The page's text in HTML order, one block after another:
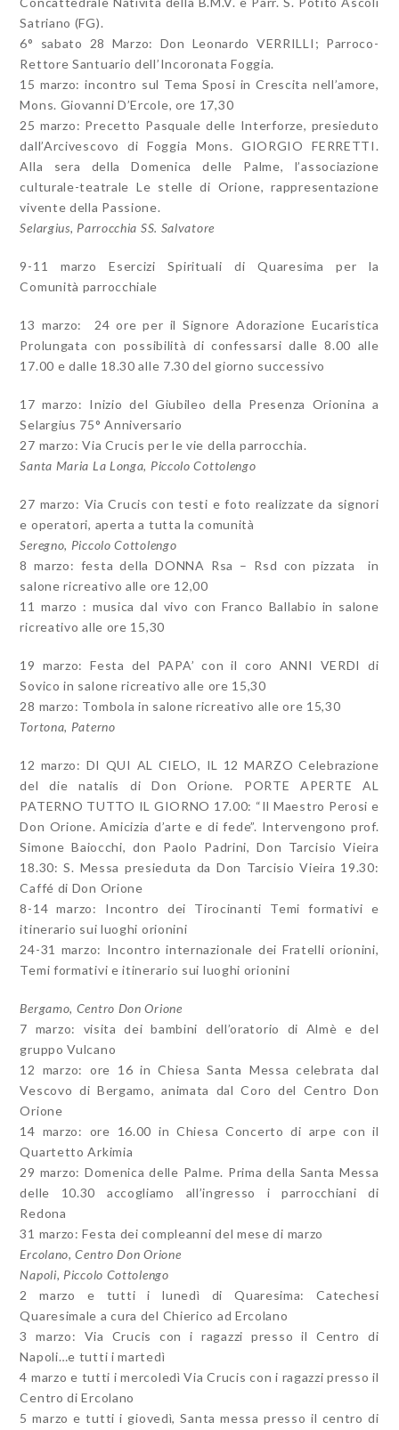
Satriano (FG).
6° sabato 28 Marzo: Don Leonardo VERRILLI; Parroco-
Rettore Santuario dell’Incoronata Foggia.
15 marzo: incontro sul Tema Sposi in Crescita nell’amore,
Mons. Giovanni D’Ercole, ore 17,30
25 marzo: Precetto Pasquale delle Interforze, presieduto
dall’Arcivescovo di Foggia Mons. GIORGIO FERRETTI.
Alla sera della Domenica delle Palme, l’associazione
culturale-teatrale Le stelle di Orione, rappresentazione
vivente della Passione.
Selargius, Parrocchia SS. Salvatore
9-11 marzo Esercizi Spirituali di Quaresima per la
Comunità parrocchiale
13 marzo: 24 ore per il Signore Adorazione Eucaristica
Prolungata con possibilità di confessarsi dalle 8.00 alle
17.00 e dalle 18.30 alle 7.30 del giorno successivo
17 marzo: Inizio del Giubileo della Presenza Orionina a
Selargius 75° Anniversario
27 marzo: Via Crucis per le vie della parrocchia.
Santa Maria La Longa, Piccolo Cottolengo
27 marzo: Via Crucis con testi e foto realizzate da signori
e operatori, aperta a tutta la comunità
Seregno, Piccolo Cottolengo
8 marzo: festa della DONNA Rsa – Rsd con pizzata in
salone ricreativo alle ore 12,00
11 marzo : musica dal vivo con Franco Ballabio in salone
ricreativo alle ore 15,30
19 marzo: Festa del PAPA’ con il coro ANNI VERDI di
Sovico in salone ricreativo alle ore 15,30
28 marzo: Tombola in salone ricreativo alle ore 15,30
Tortona, Paterno
12 marzo: DI QUI AL CIELO, IL 12 MARZO Celebrazione
del die natalis di Don Orione. PORTE APERTE AL
PATERNO TUTTO IL GIORNO 17.00: “Il Maestro Perosi e
Don Orione. Amicizia d’arte e di fede”. Intervengono prof.
Simone Baiocchi, don Paolo Padrini, Don Tarcisio Vieira
18.30: S. Messa presieduta da Don Tarcisio Vieira 19.30:
Caffé di Don Orione
8-14 marzo: Incontro dei Tirocinanti Temi formativi e
itinerario sui luoghi orionini
24-31 marzo: Incontro internazionale dei Fratelli orionini,
Temi formativi e itinerario sui luoghi orionini
Bergamo, Centro Don Orione
7 marzo: visita dei bambini dell’oratorio di Almè e del
gruppo Vulcano
12 marzo: ore 16 in Chiesa Santa Messa celebrata dal
Vescovo di Bergamo, animata dal Coro del Centro Don
Orione
14 marzo: ore 16.00 in Chiesa Concerto di arpe con il
Quartetto Arkimia
29 marzo: Domenica delle Palme. Prima della Santa Messa
delle 10.30 accogliamo all’ingresso i parrocchiani di
Redona
31 marzo: Festa dei compleanni del mese di marzo
Ercolano, Centro Don Orione
Napoli, Piccolo Cottolengo
2 marzo e tutti i lunedì di Quaresima: Catechesi
Quaresimale a cura del Chierico ad Ercolano
3 marzo: Via Crucis con i ragazzi presso il Centro di
Napoli…e tutti i martedì
4 marzo e tutti i mercoledì Via Crucis con i ragazzi presso il
Centro di Ercolano
5 marzo e tutti i giovedì, Santa messa presso il centro di